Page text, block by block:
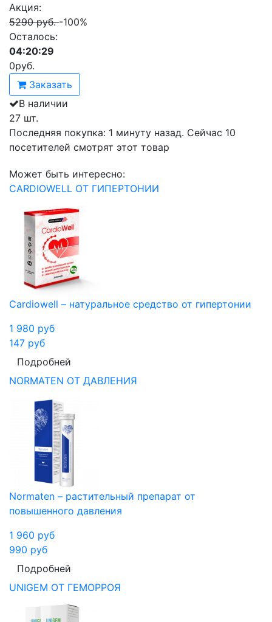
Акция:
5290 руб.-100%
Осталось:
04:20:29
0руб.
Заказать
В наличии
27 шт.
Последняя покупка: 1 минуту назад. Сейчас 10
посетителей смотрят этот товар
Может быть интересно:
CARDIOWELL ОТ ГИПЕРТОНИИ
Cardiowell – натуральное средство от гипертонии
1 980 руб
147 руб
Подробней
NORMATEN ОТ ДАВЛЕНИЯ
Normaten – растительный препарат от
повышенного давления
1 960 руб
990 руб
Подробней
UNIGEM ОТ ГЕМОРРОЯ